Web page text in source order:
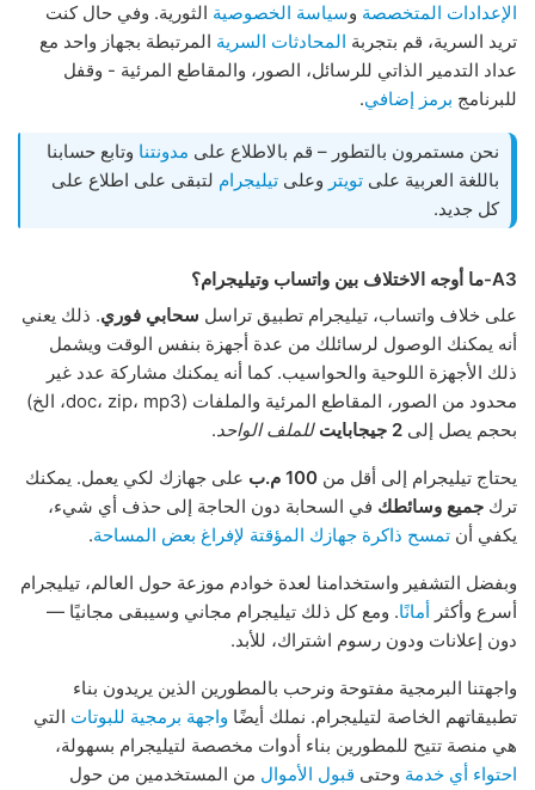
الإعدادات المتخصصة وسياسة الخصوصية الثورية. وفي حال كنت
تريد السرية، قم بتجربة المحادثات السرية المرتبطة بجهاز واحد مع
عداد التدمير الذاتي للرسائل، الصور، والمقاطع المرئية - وقفل
للبرنامج برمز إضافي.
نحن مستمرون بالتطور – قم بالاطلاع على مدونتنا وتابع حسابنا
باللغة العربية على تويتر وعلى تيليجرام لتبقى على اطلاع على
كل جديد.
A3-ما أوجه الاختلاف بين واتساب وتيليجرام؟
على خلاف واتساب، تيليجرام تطبيق تراسل سحابي فوري. ذلك يعني
أنه يمكنك الوصول لرسائلك من عدة أجهزة بنفس الوقت ويشمل
ذلك الأجهزة اللوحية والحواسيب. كما أنه يمكنك مشاركة عدد غير
محدود من الصور، المقاطع المرئية والملفات (doc، zip، mp3، الخ)
بحجم يصل إلى 2 جيجابايت للملف الواحد.
يحتاج تيليجرام إلى أقل من 100 م.ب
على جهازك لكي يعمل. يمكنك
ترك جميع وسائطك في السحابة دون الحاجة إلى حذف أي شيء،
يكفي أن تمسح ذاكرة جهازك المؤقتة لإفراغ بعض المساحة.
وبفضل التشفير واستخدامنا لعدة خوادم موزعة حول العالم، تيليجرام
أسرع وأكثر أمانًا. ومع كل ذلك تيليجرام مجاني وسيبقى مجانيًا —
دون إعلانات ودون رسوم اشتراك، للأبد.
واجهتنا البرمجية مفتوحة ونرحب بالمطورين الذين يريدون بناء
تطبيقاتهم الخاصة لتيليجرام. نملك أيضًا واجهة برمجية للبوتات التي
هي منصة تتيح للمطورين بناء أدوات مخصصة لتيليجرام بسهولة،
احتواء أي خدمة وحتى قبول الأموال من المستخدمين من حول